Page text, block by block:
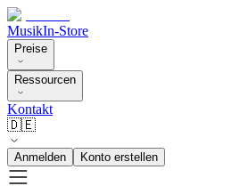
MusikIn-Store
Preise
Ressourcen
Kontakt
🇩🇪
Anmelden Konto erstellen